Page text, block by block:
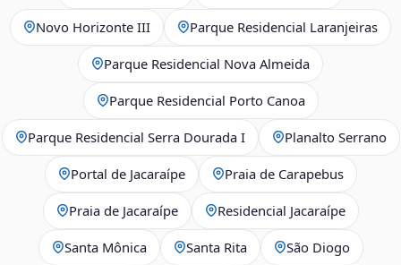
Novo Horizonte III Parque Residencial Laranjeiras
Parque Residencial Nova Almeida
Parque Residencial Porto Canoa
Parque Residencial Serra Dourada I Planalto Serrano
Portal de Jacaraípe Praia de Carapebus
Praia de Jacaraípe Residencial Jacaraípe
Santa Mônica Santa Rita São Diogo